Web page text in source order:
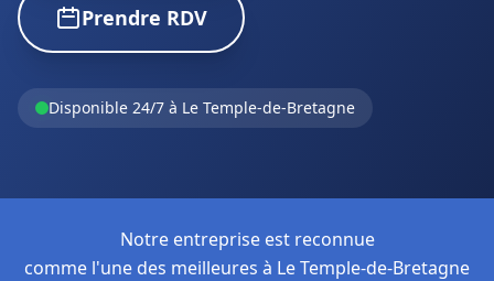
Prendre RDV
Disponible 24/7 à Le Temple-de-Bretagne
Notre entreprise est reconnue
comme l'une des meilleures à Le Temple-de-Bretagne